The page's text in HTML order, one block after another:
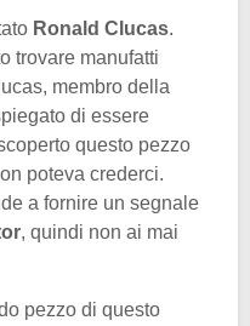
Ronald Clucas.
trovare manufatti
membro della
di essere
questo pezzo
poteva crederci.
a fornire un segnale
, quindi non ai mai
pezzo di questo